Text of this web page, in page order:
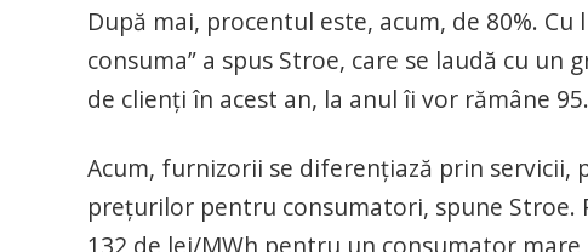
După mai, procentul este, acum, de 80%.
consuma” a spus Stroe, care se laudă cu
de clienţi în acest an, la anul îi vor rămâne 95.
Acum, furnizorii se diferenţiază prin
preţurilor pentru consumatori, spune Stroe.
132 de lei/MWh pentru un consumator